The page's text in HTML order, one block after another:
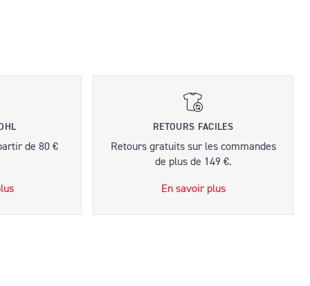
de 80 €
RETOURS FACILES
Retours gratuits sur les commandes
de plus de 149 €.
En savoir plus